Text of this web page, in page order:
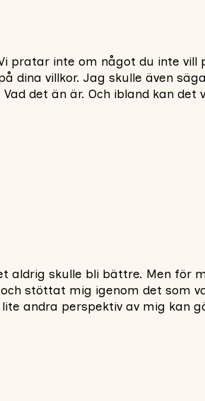
pratar inte om något du inte vill
dina villkor. Jag skulle även
det än är. Och ibland kan det
aldrig skulle bli bättre. Men för
stöttat mig igenom det som
andra perspektiv av mig kan